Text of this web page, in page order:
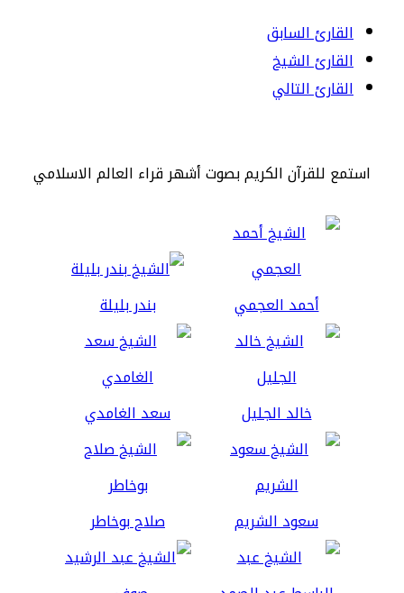
القارئ السابق
القارئ الشيخ
القارئ التالي
استمع للقرآن الكريم بصوت أشهر قراء العالم الاسلامي
أحمد العجمي بندر بليلة
خالد الجليل سعد الغامدي
سعود الشريم صلاح بوخاطر